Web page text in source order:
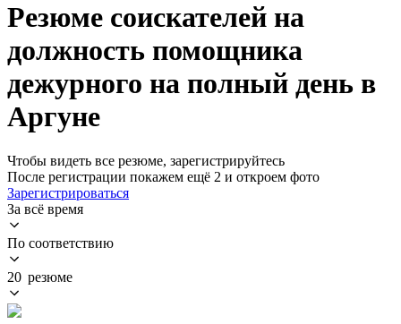
Резюме соискателей на
должность помощника
дежурного на полный день в
Аргуне
Чтобы видеть все резюме, зарегистрируйтесь
После регистрации покажем ещё 2 и откроем фото
Зарегистрироваться
За всё время
По соответствию
20 резюме